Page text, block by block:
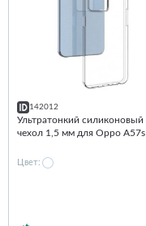
142012
Ультратонкий силиконовый
чехол 1,5 мм для Oppo A57s
Цвет: